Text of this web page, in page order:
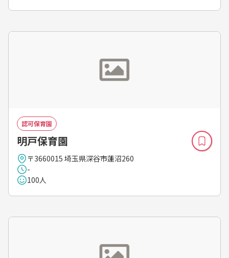
認可保育園
明戸保育園
〒3660015 埼玉県深谷市蓮沼260
-
100人